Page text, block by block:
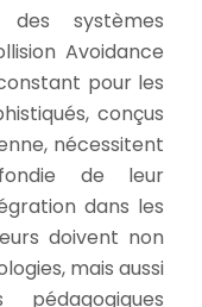
des systèmes
Avoidance
pour les
conçus
nécessitent
de leur
dans les
doivent non
mais aussi